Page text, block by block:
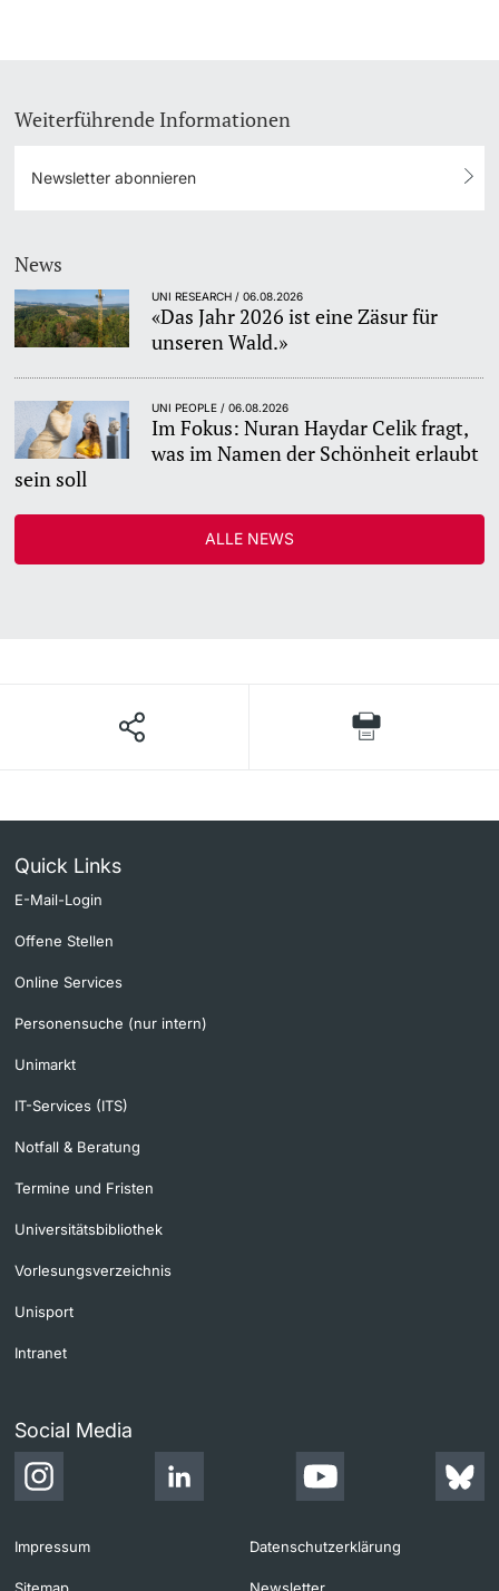
Weiterführende Informationen
Newsletter abonnieren
News
UNI RESEARCH / 06.08.2026
«Das Jahr 2026 ist eine Zäsur für
unseren Wald.»
UNI PEOPLE / 06.08.2026
Im Fokus: Nuran Haydar Celik fragt,
was im Namen der Schönheit erlaubt
sein soll
ALLE NEWS
Quick Links
E-Mail-Login
Offene Stellen
Online Services
Personensuche (nur intern)
Unimarkt
IT-Services (ITS)
Notfall & Beratung
Termine und Fristen
Universitätsbibliothek
Vorlesungsverzeichnis
Unisport
Intranet
Social Media
Impressum Datenschutzerklärung